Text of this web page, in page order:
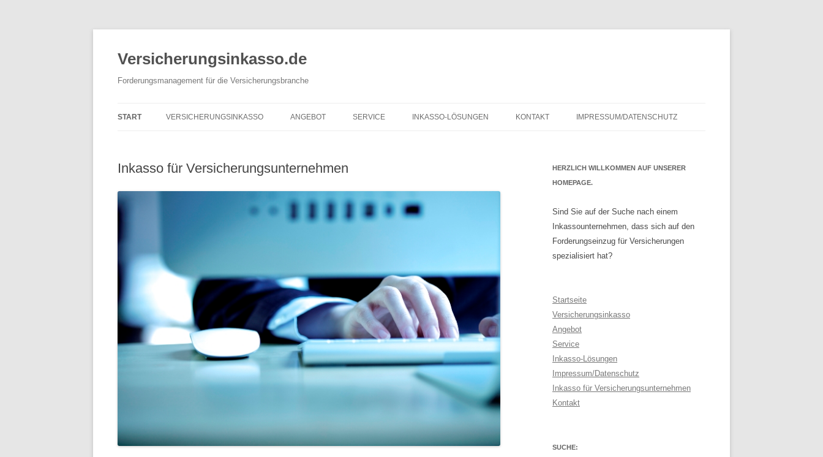
Versicherungsinkasso.de
Forderungsmanagement für die Versicherungsbranche
Inhalt
START VERSICHERUNGSINKASSO
FORDERUNGSMANAGEMENT
BONITÄTSPRÜFUNG
SCHNITTSTELLEN & PLUGINS
ANGEBOT SERVICE
NACHHALTIGKEIT
INKASSO-LÖSUNGEN KONTAKT IMPRESSUM/DATENSCHUTZ
Inkasso für Versicherungsunternehmen
HERZLICH WILLKOMMEN AUF UNSERER
HOMEPAGE.
Sind Sie auf der Suche nach einem
Inkassounternehmen, dass sich auf den
Forderungseinzug für Versicherungen
spezialisiert hat?
Startseite
Versicherungsinkasso
Angebot
Service
Inkasso-Lösungen
Impressum/Datenschutz
Inkasso für Versicherungsunternehmen
Kontakt
SUCHE: